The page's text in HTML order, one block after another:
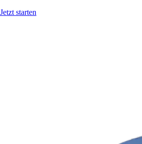
Jetzt starten